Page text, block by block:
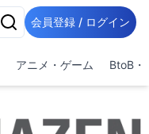
会員登録 / ログイン
アニメ・ゲーム BtoB・